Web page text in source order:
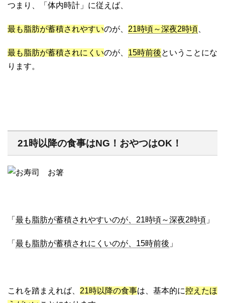
つまり、「体内時計」に従えば、
最も脂肪が蓄積されやすいのが、 21時頃～深夜2時頃
最も脂肪が蓄積されにくいのが、 15時前後ということにな
ります。
21時以降の食事はNG！おやつはOK！
「 最も脂肪が蓄積されやすいのが、21時頃～深夜2時頃 」
「 最も脂肪が蓄積されにくいのが、15時前後 」
これを踏まえれば、 21時以降の食事は、基本的に控えたほ